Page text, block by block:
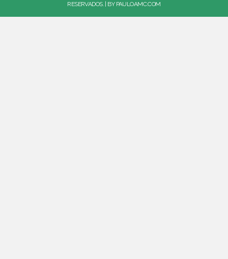
RESERVADOS. | BY PAULOAMC.COM